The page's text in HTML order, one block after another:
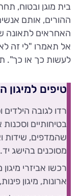
בית מוגן ובטוח,
ההורים, אותם
האחראים לתאונה
אל תאמרו "לי זה
לעשות כך או כך".
טיפים למיגון
רדו לגובה
בטיחותיים
שהמדפים, שידות
מסוכנים בהישג יד.
רכשו אביזרי
ארונות, מיגון